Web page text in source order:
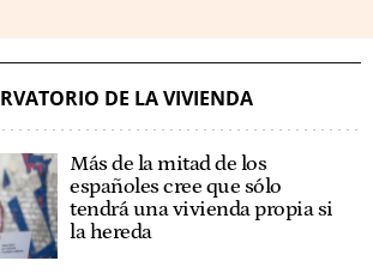
DE LA VIVIENDA
Más de la mitad de los
españoles cree que sólo
tendrá una vivienda propia si
la hereda